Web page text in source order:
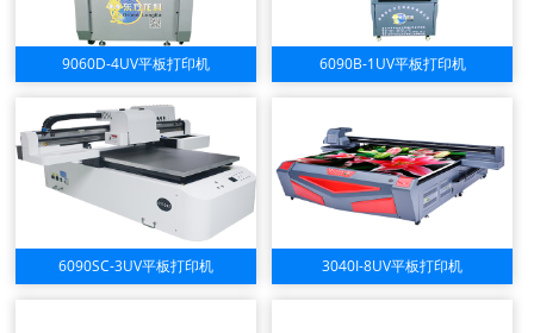
9060D-4UV平板打印机 6090B-1UV平板打印机
6090SC-3UV平板打印机 3040I-8UV平板打印机